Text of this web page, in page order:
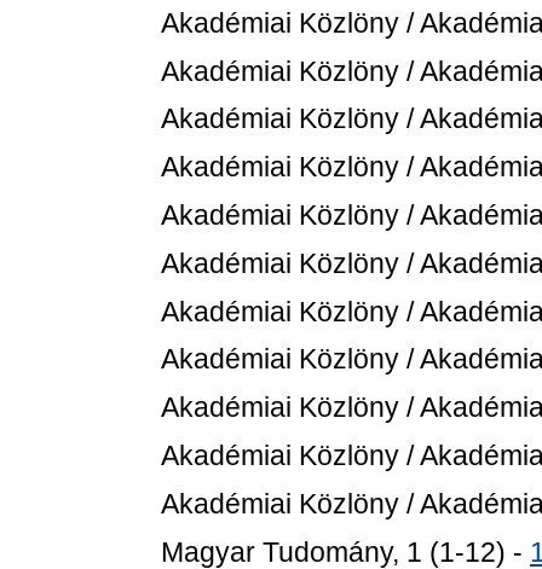
Akadémiai Közlöny /
Akadémiai Közlöny /
Akadémiai Közlöny /
Akadémiai Közlöny /
Akadémiai Közlöny /
Akadémiai Közlöny /
Akadémiai Közlöny /
Akadémiai Közlöny /
Akadémiai Közlöny /
Akadémiai Közlöny /
Akadémiai Közlöny /
Magyar Tudomány, 1 (1-12) -